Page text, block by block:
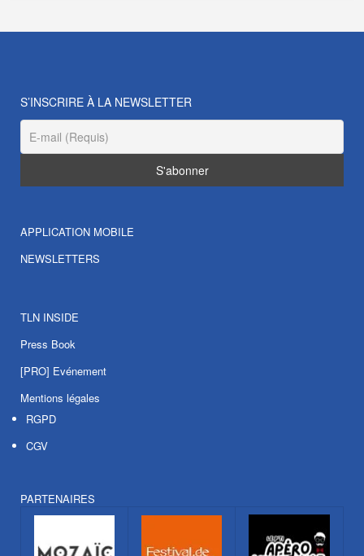
S’INSCRIRE À LA NEWSLETTER
APPLICATION MOBILE
NEWSLETTERS
TLN INSIDE
Press Book
[PRO] Evénement
Mentions légales
RGPD
CGV
PARTENAIRES